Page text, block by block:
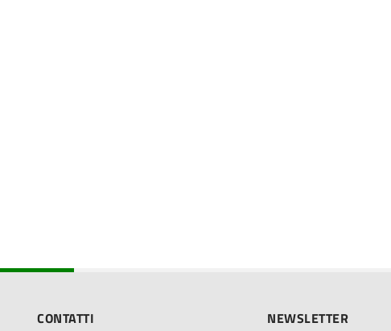
CONTATTI NEWSLETTER